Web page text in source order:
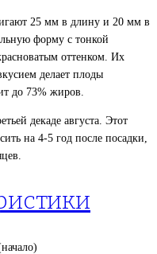
25 мм в длину и 20 мм в
форму с тонкой
оттенком. Их
делает плоды
до 73% жиров.
декаде августа. Этот
на 4-5 год после посадки,